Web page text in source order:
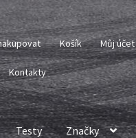
Košík Můj účet
Kontakty
Testy Značky